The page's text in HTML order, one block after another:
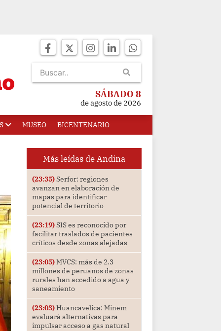
SÁBADO 8
de agosto de 2026
MUSEO BICENTENARIO
Más leídas de Andina
(23:35)Serfor: regiones
avanzan en elaboración de
mapas para identificar
potencial de territorio
(23:19)SIS es reconocido por
facilitar traslados de pacientes
críticos desde zonas alejadas
(23:05)MVCS: más de 2.3
millones de peruanos de zonas
rurales han accedido a agua y
saneamiento
(23:03)Huancavelica: Minem
evaluará alternativas para
impulsar acceso a gas natural